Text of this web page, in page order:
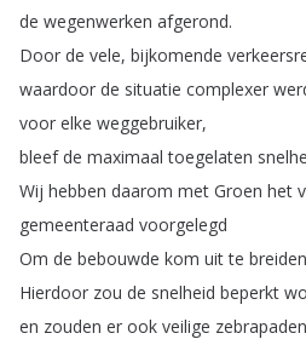
de wegenwerken afgerond.
Door de vele, bijkomende
waardoor de situatie complexer
voor elke weggebruiker,
bleef de maximaal toegelaten
Wij hebben daarom met Groen het
gemeenteraad voorgelegd
Om de bebouwde kom uit te breiden
Hierdoor zou de snelheid beperkt
en zouden er ook veilige zebrapaden